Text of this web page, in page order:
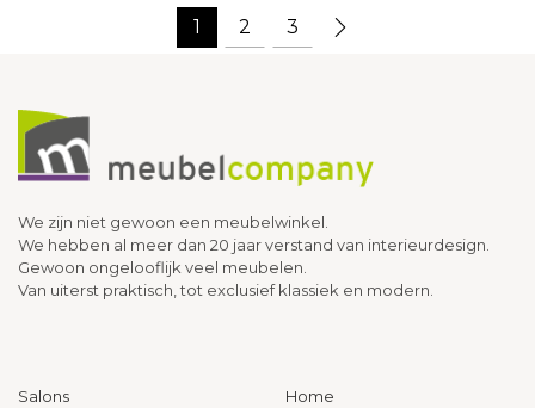
1 2 3
We zijn niet gewoon een meubelwinkel.
We hebben al meer dan 20 jaar verstand van interieurdesign.
Gewoon ongelooflijk veel meubelen.
Van uiterst praktisch, tot exclusief klassiek en modern.
Salons Home